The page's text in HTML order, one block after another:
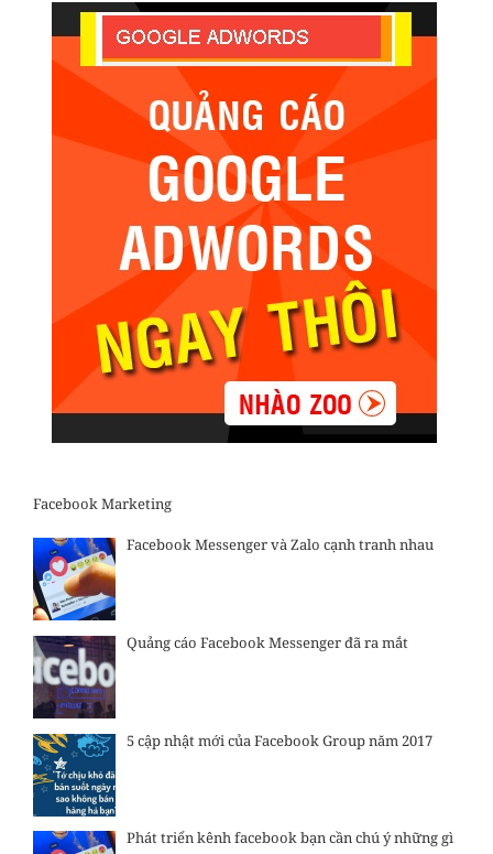
Facebook Marketing
Facebook Messenger và Zalo cạnh tranh nhau
Quảng cáo Facebook Messenger đã ra mắt
5 cập nhật mới của Facebook Group năm 2017
Phát triển kênh facebook bạn cần chú ý những gì